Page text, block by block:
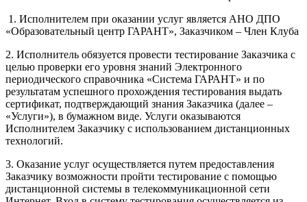
1. Исполнителем при оказании услуг является АНО ДПО
«Образовательный центр ГАРАНТ», Заказчиком – Член Клуба
2. Исполнитель обязуется провести тестирование Заказчика с
целью проверки его уровня знаний Электронного
периодического справочника «Система ГАРАНТ» и по
результатам успешного прохождения тестирования выдать
сертификат, подтверждающий знания Заказчика (далее –
«Услуги»), в бумажном виде. Услуги оказываются
Исполнителем Заказчику с использованием дистанционных
технологий.
3. Оказание услуг осуществляется путем предоставления
Заказчику возможности пройти тестирование с помощью
дистанционной системы в телекоммуникационной сети